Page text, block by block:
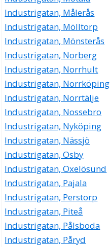
Industrigatan, Målerås
Industrigatan, Mölltorp
Industrigatan, Mönsterås
Industrigatan, Norberg
Industrigatan, Norrhult
Industrigatan, Norrköping
Industrigatan, Norrtälje
Industrigatan, Nossebro
Industrigatan, Nyköping
Industrigatan, Nässjö
Industrigatan, Osby
Industrigatan, Oxelösund
Industrigatan, Pajala
Industrigatan, Perstorp
Industrigatan, Piteå
Industrigatan, Pålsboda
Industrigatan, Påryd